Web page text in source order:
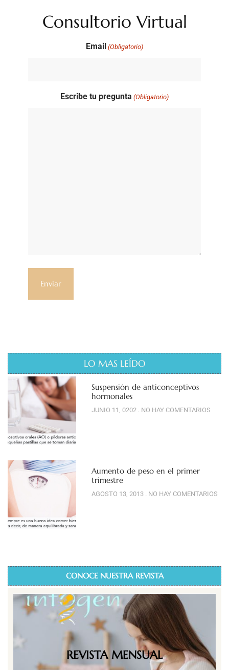
Consultorio Virtual
Email (Obligatorio)
Escribe tu pregunta (Obligatorio)
LO MAS LEÍDO
Suspensión de anticonceptivos
hormonales
JUNIO 11, 0202 NO HAY COMENTARIOS
Aumento de peso en el primer
trimestre
AGOSTO 13, 2013 NO HAY COMENTARIOS
CONOCE NUESTRA REVISTA
REVISTA MENSUAL